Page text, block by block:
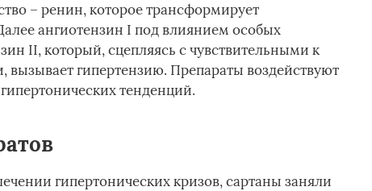
– ренин, которое трансформирует
ангиотензин I под влиянием особых
II, который, сцепляясь с чувствительными к
гипертензию. Препараты воздействуют
тенденций.
гипертонических кризов, сартаны заняли